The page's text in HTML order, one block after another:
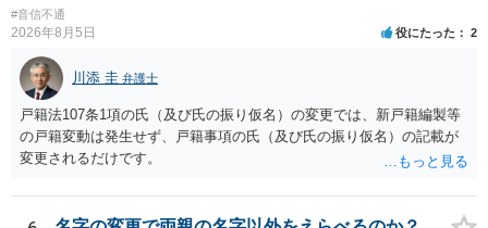
原因となった事実と、当該症状が医学的に裏付けられること、そして
その発生原因及び症状が現在の名を使用していることに関連している
こと、といった説明がなされているのが望ましい（むしろ必要）でし
ょう。 ただし、もし上記の理由の主張が難しい場合でも、一定期間通
称名を使用して、その後にいわゆる永年使用を理由とする許可申立て
を選択すれば、比較的緩やかに認められます。 氏の変更については、
本件では、(1)子の氏の変更許可（民法791条1項）と、(2)戸籍法107条1
項の氏の変更許可の2種類が考えられます。 (1)については、ご両親が
#音信不通
2026年8月5日 役にたった 2
川添 圭 弁護士
戸籍法107条1項の氏（及び氏の振り仮名）の変更では、新戸籍編製等
の戸籍変動は発生せず、戸籍事項の氏（及び氏の振り仮名）の記載が
変更されるだけです。